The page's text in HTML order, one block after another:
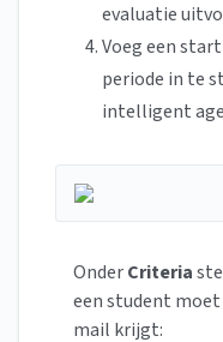
evaluatie
Voeg een
periode in te
intelligent
OnderCriteria
een student
mail krijgt: